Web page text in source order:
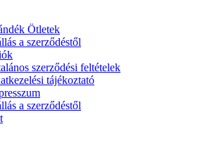
Ötletek
a szerződéstől
szerződési feltételek
tájékoztató
a szerződéstől